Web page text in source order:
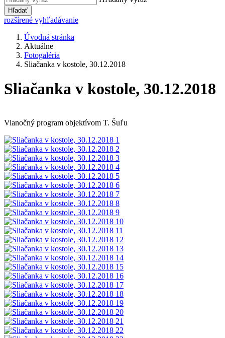
Hľadať
rozšírené vyhľadávanie
Úvodná stránka
Aktuálne
Fotogaléria
Sliačanka v kostole, 30.12.2018
Sliačanka v kostole, 30.12.2018
Vianočný program objektívom T. Šuľu